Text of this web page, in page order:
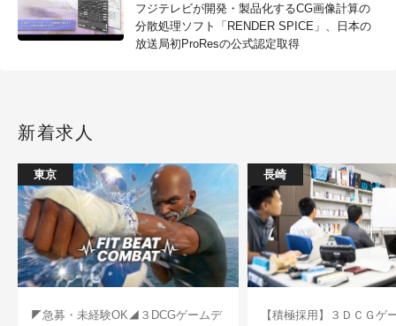
フジテレビが開発・製品化するCG画像計算の
分散処理ソフト「RENDER SPICE」、日本の
放送局初ProResの公式認定取得
新着求人
東京
◤急募・未経験OK◢３DCGゲームデ
長崎
【積極採用】３ＤＣＧゲ